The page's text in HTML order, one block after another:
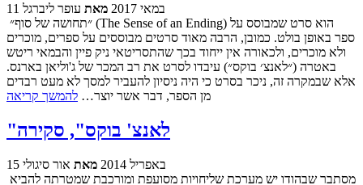
11 במאי 2017 מאת עופר ליברגל
ספר באופן בולט. כמובן, הרבה מאוד סרטים מבוססים על ספרים, מוכרים
ולא מוכרים, ולכאורה אין ייחוד בכך שהתסריטאי ניק פיין והבמאי ריטש
באטרה (״לאנצ׳ בוקס״) עיבדו לסרט את רב המכר של ג'וליאן בארנס.
אלא שבמקרה זה, ניכר בסרט כי היה ניסיון להעביר למסך לא מעט רבדים
מן הספר, דבר אשר יוצר… להמשך קריאה
"לאנצ' בוקס", סקירה
15 באפריל 2014 מאת אור סיגולי